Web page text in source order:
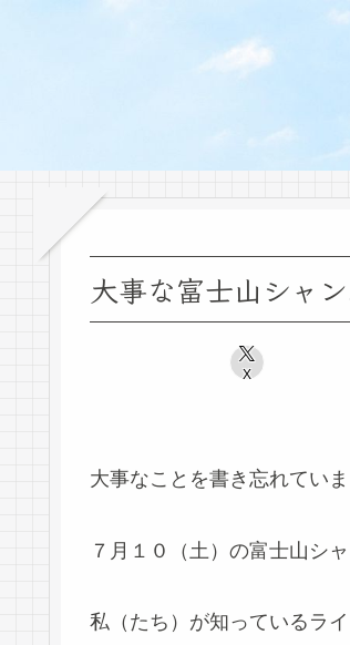
大事な富士山シャ
X
大事なことを書き忘れていま
７月１０（土）の富士山シ
私（たち）が知っているラ